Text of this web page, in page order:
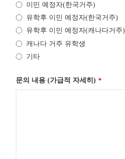
이민 예정자(한국거주)
유학후 이민 예정자(한국거주)
유학후 이민 예정자(캐나다거주)
캐나다 거주 유학생
기타
문의 내용 (가급적 자세히) *